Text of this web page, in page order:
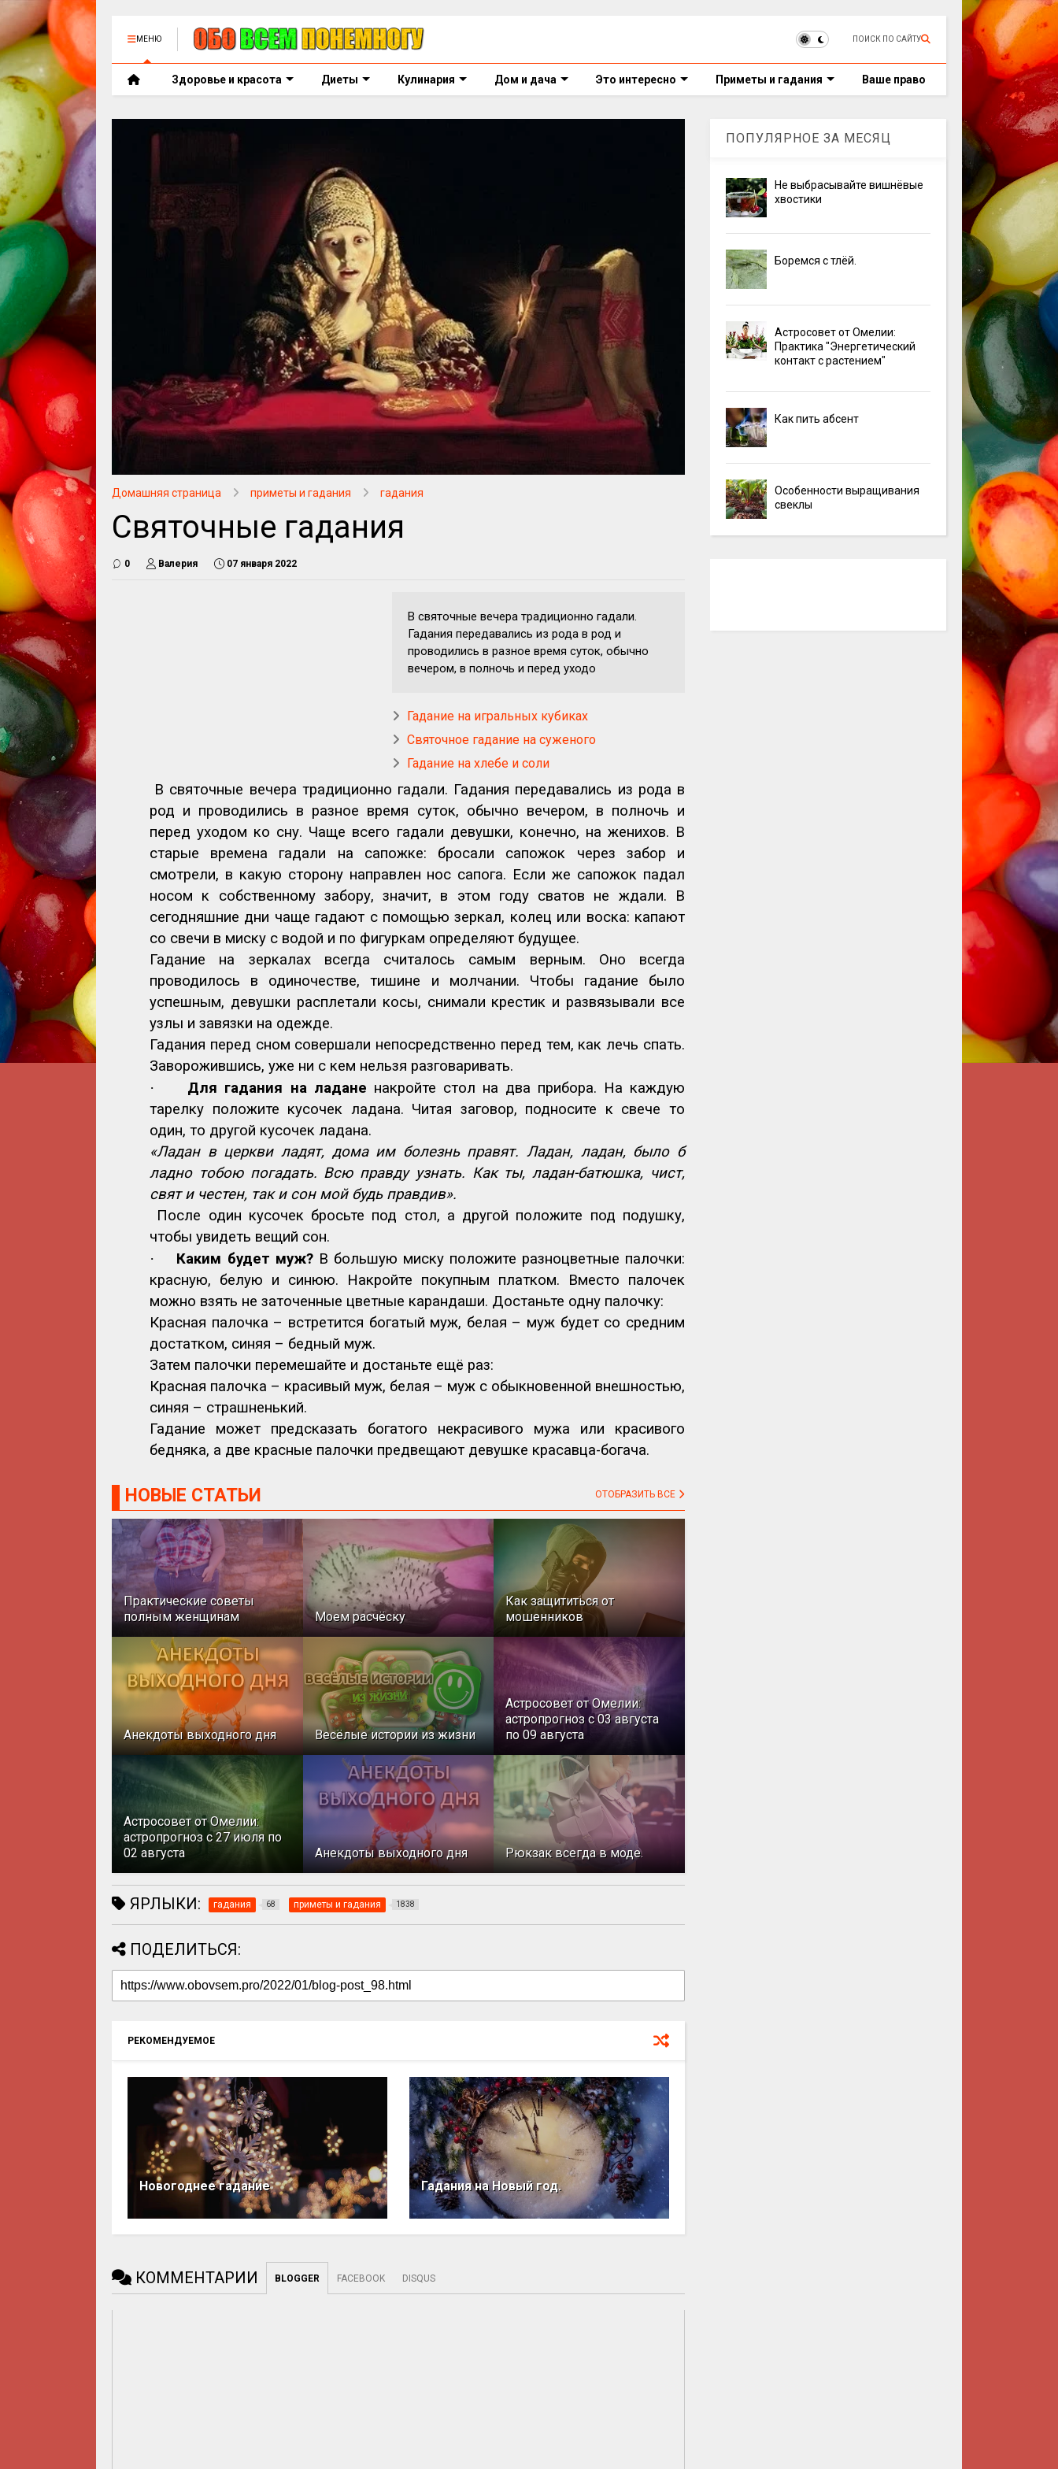
МЕНЮ ПОИСК ПО САЙТУ
Здоровье и красота Диеты Кулинария Дом и дача Это интересно Приметы и гадания Ваше право
Домашняя страница приметы и гадания гадания
Святочные гадания
0 Валерия 07 января 2022
В святочные вечера традиционно гадали.
Гадания передавались из рода в род и
проводились в разное время суток, обычно
вечером, в полночь и перед уходо
Гадание на игральных кубиках
Святочное гадание на суженого
Гадание на хлебе и соли
В святочные вечера традиционно гадали. Гадания передавались из рода в
род и проводились в разное время суток, обычно вечером, в полночь и
перед уходом ко сну. Чаще всего гадали девушки, конечно, на женихов. В
старые времена гадали на сапожке: бросали сапожок через забор и
смотрели, в какую сторону направлен нос сапога. Если же сапожок падал
носом к собственному забору, значит, в этом году сватов не ждали. В
сегодняшние дни чаще гадают с помощью зеркал, колец или воска: капают
со свечи в миску с водой и по фигуркам определяют будущее.
Гадание на зеркалах всегда считалось самым верным. Оно всегда
проводилось в одиночестве, тишине и молчании. Чтобы гадание было
успешным, девушки расплетали косы, снимали крестик и развязывали все
узлы и завязки на одежде.
Гадания перед сном совершали непосредственно перед тем, как лечь спать.
Заворожившись, уже ни с кем нельзя разговаривать.
· Для гадания на ладане накройте стол на два прибора. На каждую
тарелку положите кусочек ладана. Читая заговор, подносите к свече то
один, то другой кусочек ладана.
«Ладан в церкви ладят, дома им болезнь правят. Ладан, ладан, было б
ладно тобою погадать. Всю правду узнать. Как ты, ладан-батюшка, чист,
свят и честен, так и сон мой будь правдив».
После один кусочек бросьте под стол, а другой положите под подушку,
чтобы увидеть вещий сон.
· Каким будет муж?В большую миску положите разноцветные палочки:
красную, белую и синюю. Накройте покупным платком. Вместо палочек
можно взять не заточенные цветные карандаши. Достаньте одну палочку:
Красная палочка – встретится богатый муж, белая – муж будет со средним
достатком, синяя – бедный муж.
Затем палочки перемешайте и достаньте ещё раз:
Красная палочка – красивый муж, белая – муж с обыкновенной внешностью,
синяя – страшненький.
Гадание может предсказать богатого некрасивого мужа или красивого
бедняка, а две красные палочки предвещают девушке красавца-богача.
НОВЫЕ СТАТЬИ ОТОБРАЗИТЬ ВСЕ
Практические советы
полным женщинам
Моем расчёску
Как защититься от
мошенников
Анекдоты выходного дня Весёлые истории из жизни
Астросовет от Омелии:
астропрогноз с 03 августа
по 09 августа
Астросовет от Омелии:
астропрогноз с 27 июля по
02 августа
Анекдоты выходного дня Рюкзак всегда в моде.
ЯРЛЫКИ: гадания 68 приметы и гадания 1838
ПОДЕЛИТЬСЯ:
РЕКОМЕНДУЕМОЕ
Новогоднее гадание Гадания на Новый год.
КОММЕНТАРИИ BLOGGER FACEBOOK DISQUS
ПОПУЛЯРНОЕ ЗА МЕСЯЦ
Не выбрасывайте вишнёвые
хвостики
Боремся с тлёй.
Астросовет от Омелии:
Практика "Энергетический
контакт с растением"
Как пить абсент
Особенности выращивания
свеклы